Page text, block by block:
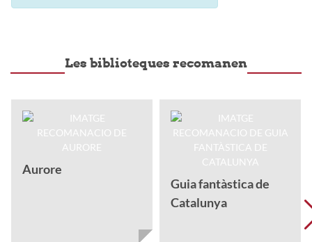
Les biblioteques recomanen
Aurore
Guia fantàstica de
Catalunya